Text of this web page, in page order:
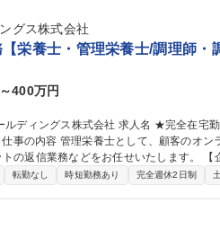
グス株式会社
栄養士・管理栄養士/調理師
400万円
全在宅勤務【栄養士・管理栄養士/調理師・調理員】SBIヘル
お任せいたします。 【企業の特徴】■今後拡大が見込まれるヘルスケア業界
立ち上げグロースの経験を積むことができ
ケア(株)へ出向
転勤なし 時短勤務あり 完全週休2日制